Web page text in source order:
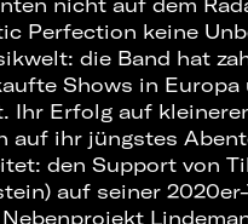
Perfection keine
die Band hat
Shows in Europa
Ihr Erfolg auf
auf ihr jüngstes
den Support von
auf seiner